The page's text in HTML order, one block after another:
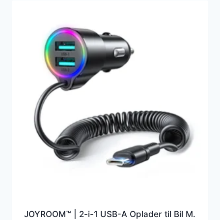
JOYROOM™ | 2-i-1 USB-A Oplader til Bil M.